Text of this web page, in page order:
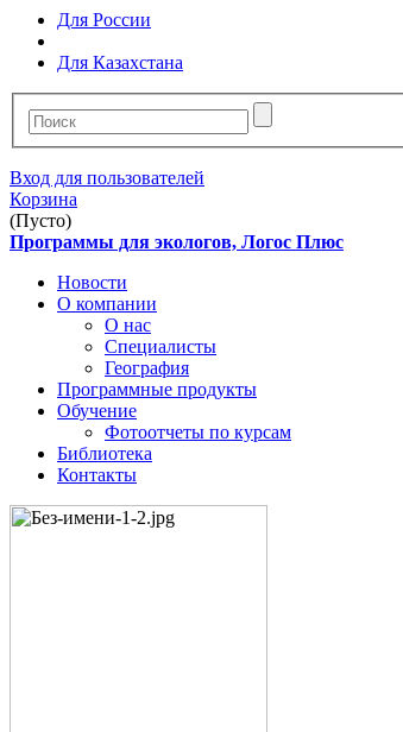
Для России
Для Казахстана
Вход для пользователей
Корзина
(Пусто)
Программы для экологов, Логос Плюс
Новости
О компании
О нас
Специалисты
География
Программные продукты
Обучение
Фотоотчеты по курсам
Библиотека
Контакты